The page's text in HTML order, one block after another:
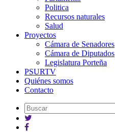
Politica
Recursos naturales
Salud
Proyectos
Cámara de Senadores
Cámara de Diputados
Legislatura Porteña
PSURTV
Quiénes somos
Contacto